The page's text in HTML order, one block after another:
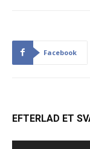
Facebook
EFTERLAD ET